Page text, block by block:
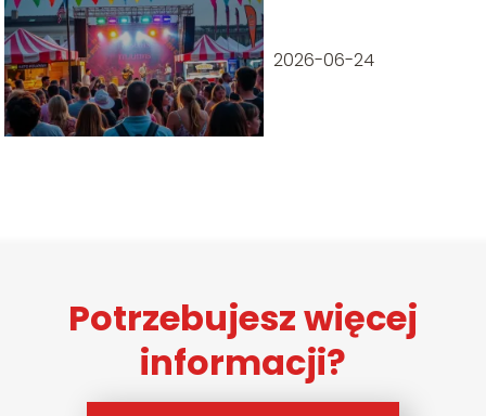
pojechać?
2026-06-24
Potrzebujesz więcej
informacji?